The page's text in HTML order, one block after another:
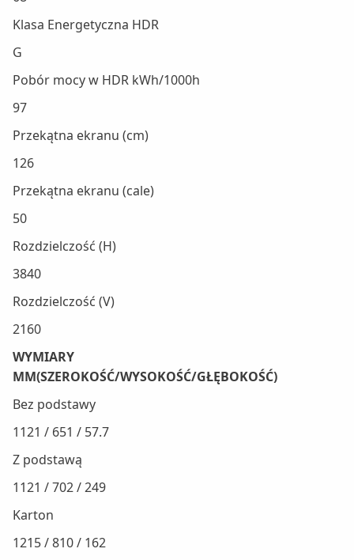
Klasa Energetyczna HDR
G
Pobór mocy w HDR kWh/1000h
97
Przekątna ekranu (cm)
126
Przekątna ekranu (cale)
50
Rozdzielczość (H)
3840
Rozdzielczość (V)
2160
WYMIARY
MM(SZEROKOŚĆ/WYSOKOŚĆ/GŁĘBOKOŚĆ)
Bez podstawy
1121 / 651 / 57.7
Z podstawą
1121 / 702 / 249
Karton
1215 / 810 / 162